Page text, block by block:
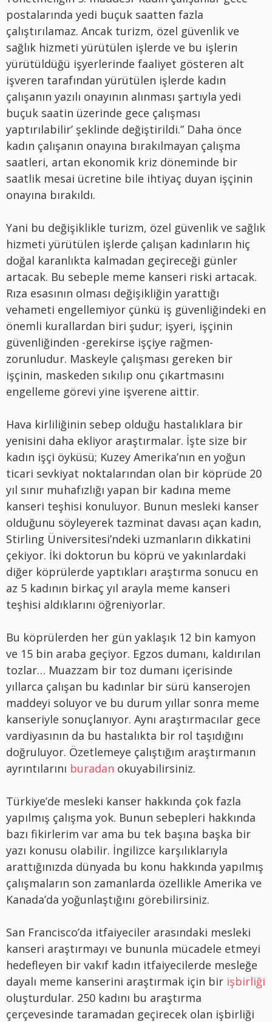
postalarında yedi buçuk saatten fazla
çalıştırılamaz. Ancak turizm, özel güvenlik ve
sağlık hizmeti yürütülen işlerde ve bu işlerin
yürütüldüğü işyerlerinde faaliyet gösteren alt
işveren tarafından yürütülen işlerde kadın
çalışanın yazılı onayının alınması şartıyla yedi
buçuk saatin üzerinde gece çalışması
yaptırılabilir’ şeklinde değiştirildi.” Daha önce
kadın çalışanın onayına bırakılmayan çalışma
saatleri, artan ekonomik kriz döneminde bir
saatlik mesai ücretine bile ihtiyaç duyan işçinin
onayına bırakıldı.
Yani bu değişiklikle turizm, özel güvenlik ve sağlık
hizmeti yürütülen işlerde çalışan kadınların hiç
doğal karanlıkta kalmadan geçireceği günler
artacak. Bu sebeple meme kanseri riski artacak.
Rıza esasının olması değişikliğin yarattığı
vehameti engellemiyor çünkü iş güvenliğindeki en
önemli kurallardan biri şudur; işyeri, işçinin
güvenliğinden -gerekirse işçiye rağmen-
zorunludur. Maskeyle çalışması gereken bir
işçinin, maskeden sıkılıp onu çıkartmasını
engelleme görevi yine işverene aittir.
Hava kirliliğinin sebep olduğu hastalıklara bir
yenisini daha ekliyor araştırmalar. İşte size bir
kadın işçi öyküsü; Kuzey Amerika’nın en yoğun
ticari sevkiyat noktalarından olan bir köprüde 20
yıl sınır muhafızlığı yapan bir kadına meme
kanseri teşhisi konuluyor. Bunun mesleki kanser
olduğunu söyleyerek tazminat davası açan kadın,
Stirling Üniversitesi’ndeki uzmanların dikkatini
çekiyor. İki doktorun bu köprü ve yakınlardaki
diğer köprülerde yaptıkları araştırma sonucu en
az 5 kadının birkaç yıl arayla meme kanseri
teşhisi aldıklarını öğreniyorlar.
Bu köprülerden her gün yaklaşık 12 bin kamyon
ve 15 bin araba geçiyor. Egzos dumanı, kaldırılan
tozlar… Muazzam bir toz dumanı içerisinde
yıllarca çalışan bu kadınlar bir sürü kanserojen
maddeyi soluyor ve bu durum yıllar sonra meme
kanseriyle sonuçlanıyor. Aynı araştırmacılar gece
vardiyasının da bu hastalıkta bir rol taşıdığını
doğruluyor. Özetlemeye çalıştığım araştırmanın
ayrıntılarını buradan okuyabilirsiniz.
Türkiye’de mesleki kanser hakkında çok fazla
yapılmış çalışma yok. Bunun sebepleri hakkında
bazı fikirlerim var ama bu tek başına başka bir
yazı konusu olabilir. İngilizce karşılıklarıyla
arattığınızda dünyada bu konu hakkında yapılmış
çalışmaların son zamanlarda özellikle Amerika ve
Kanada’da yoğunlaştığını görebilirsiniz.
San Francisco’da itfaiyeciler arasındaki mesleki
kanseri araştırmayı ve bununla mücadele etmeyi
hedefleyen bir vakıf kadın itfaiyecilerde mesleğe
dayalı meme kanserini araştırmak için bir işbirliği
oluşturdular. 250 kadını bu araştırma
çerçevesinde taramadan geçirecek olan işbirliği